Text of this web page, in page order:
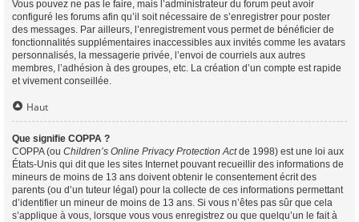
Vous pouvez ne pas le faire, mais l’administrateur du forum peut avoir
configuré les forums afin qu’il soit nécessaire de s’enregistrer pour poster
des messages. Par ailleurs, l’enregistrement vous permet de bénéficier de
fonctionnalités supplémentaires inaccessibles aux invités comme les avatars
personnalisés, la messagerie privée, l’envoi de courriels aux autres
membres, l’adhésion à des groupes, etc. La création d’un compte est rapide
et vivement conseillée.
Haut
Que signifie COPPA ?
COPPA (ou Children’s Online Privacy Protection Actde 1998) est une loi aux
États-Unis qui dit que les sites Internet pouvant recueillir des informations de
mineurs de moins de 13 ans doivent obtenir le consentement écrit des
parents (ou d’un tuteur légal) pour la collecte de ces informations permettant
d’identifier un mineur de moins de 13 ans. Si vous n’êtes pas sûr que cela
s’applique à vous, lorsque vous vous enregistrez ou que quelqu’un le fait à